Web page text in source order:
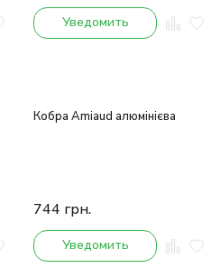
Уведомить
Кобра Amiaud алюмінієва
744 грн.
Уведомить